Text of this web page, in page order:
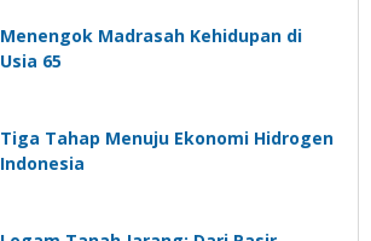
Menengok Madrasah Kehidupan di
Usia 65
Tiga Tahap Menuju Ekonomi Hidrogen
Indonesia